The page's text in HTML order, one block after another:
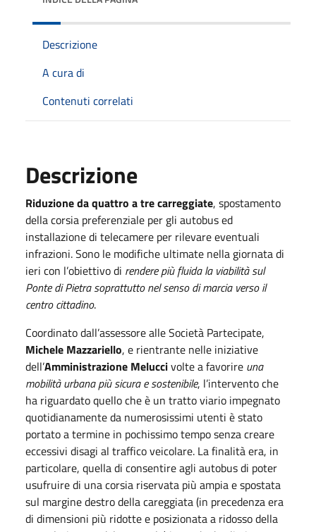
Descrizione
A cura di
Contenuti correlati
Descrizione
Riduzione da quattro a tre carreggiate, spostamento
della corsia preferenziale per gli autobus ed
installazione di telecamere per rilevare eventuali
infrazioni. Sono le modifiche ultimate nella giornata di
ieri con l’obiettivo di rendere più fluida la viabilità sul
Ponte di Pietra soprattutto nel senso di marcia verso il
centro cittadino.
Coordinato dall’assessore alle Società Partecipate,
Michele Mazzariello, e rientrante nelle iniziative
dell’Amministrazione Meluccivolte a favorire una
mobilità urbana più sicura e sostenibile, l’intervento che
ha riguardato quello che è un tratto viario impegnato
quotidianamente da numerosissimi utenti è stato
portato a termine in pochissimo tempo senza creare
eccessivi disagi al traffico veicolare. La finalità era, in
particolare, quella di consentire agli autobus di poter
usufruire di una corsia riservata più ampia e spostata
sul margine destro della careggiata (in precedenza era
di dimensioni più ridotte e posizionata a ridosso della